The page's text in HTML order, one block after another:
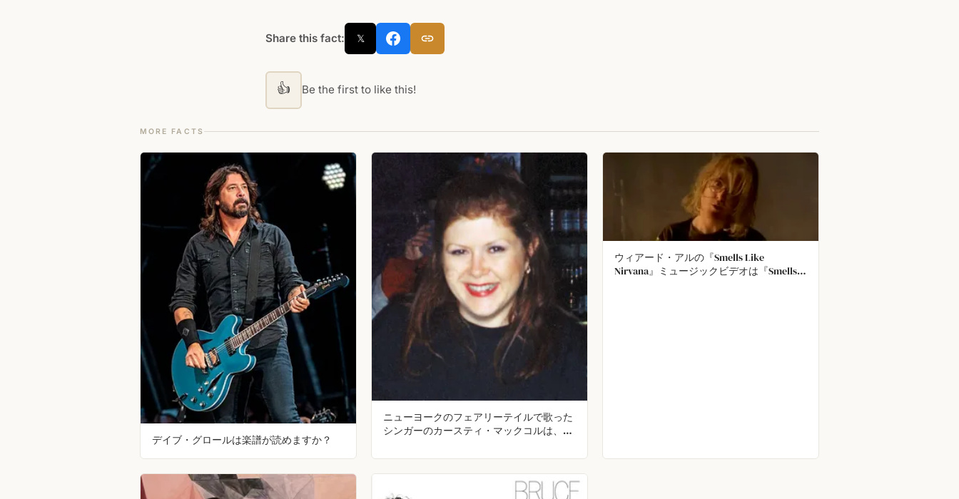
Share this fact: 𝕏
👍 Be the first to like this!
MORE FACTS
デイブ・グロールは楽譜が読めますか？
ニューヨークのフェアリーテイルで歌った
シンガーのカースティ・マックコルは、メ
者が所有する高速ボートから息子を守ろう
として死亡した。ボートの運転手は90ドル
の罰金を支払うことで刑務所を免れた。
ウィアード・アルの『Smells Like
Nirvana』ミュージックビデオは『Smells